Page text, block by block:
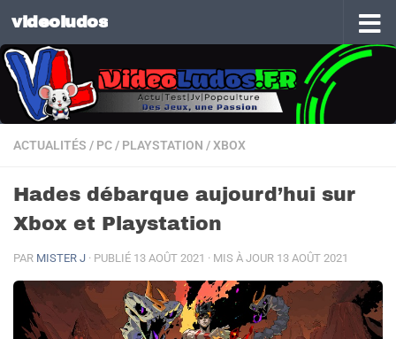
Skip to content
videoludos
ACTUALITÉS / PC/ PLAYSTATION /XBOX
Hades débarque aujourd’hui sur
Xbox et Playstation
PAR MISTER J · PUBLIÉ 13 AOÛT 2021 · MIS À JOUR 13 AOÛT 2021